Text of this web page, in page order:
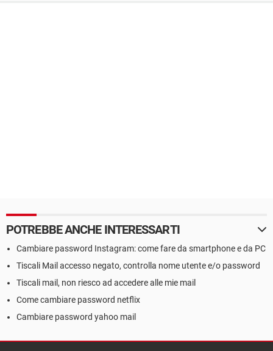
POTREBBE ANCHE INTERESSARTI
Cambiare password Instagram: come fare da smartphone e da PC
Tiscali Mail accesso negato, controlla nome utente e/o password
Tiscali mail, non riesco ad accedere alle mie mail
Come cambiare password netflix
Cambiare password yahoo mail